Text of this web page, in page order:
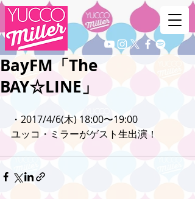
BayFM「The
BAY☆LINE」
・2017/4/6(木) 18:00〜19:00
ユッコ・ミラーがゲスト生出演！